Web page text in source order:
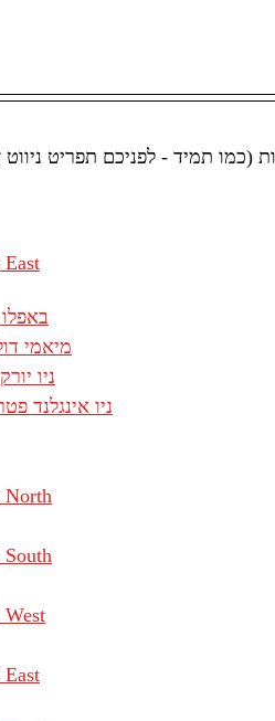
(כמו תמיד - לפניכם תפריט
מיאמי
ניו
ניו אינגלנד
North